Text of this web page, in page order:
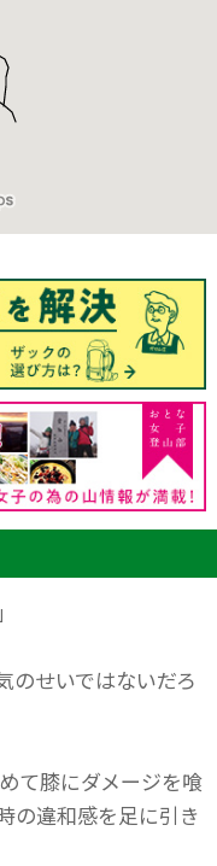
のせいではないだろ
て膝にダメージを喰
の違和感を足に引き